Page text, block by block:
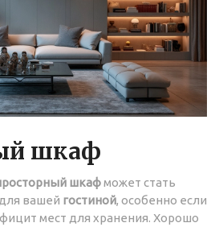
шкаф
шкафможет стать
вашей гостиной, особенно если
мест для хранения. Хорошо